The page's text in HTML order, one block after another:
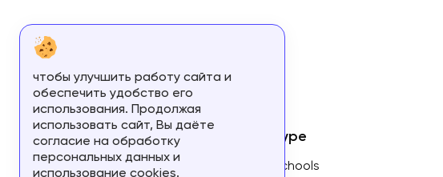
About us
About us
Type
Schools
чтобы улучшить работу сайта и
обеспечить удобство его
использования. Продолжая
использовать сайт, Вы даёте
согласие на обработку
персональных данных и
использование cookies.